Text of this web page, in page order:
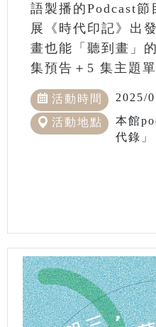
語製播的Podcast節
展《時代印記》出
畫也能「聽到畫」
集預告＋5 集主題單
活動時間 2025/
活動地點
本館
代錄」